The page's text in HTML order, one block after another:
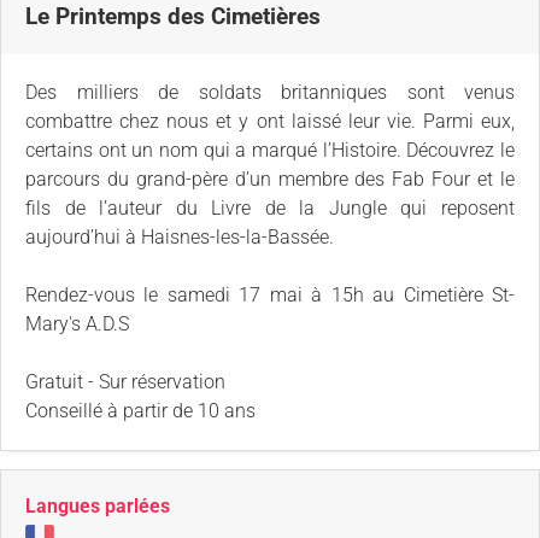
Le Printemps des Cimetières
Des milliers de soldats britanniques sont venus
combattre chez nous et y ont laissé leur vie. Parmi eux,
certains ont un nom qui a marqué l’Histoire. Découvrez le
parcours du grand-père d’un membre des Fab Four et le
fils de l’auteur du Livre de la Jungle qui reposent
aujourd’hui à Haisnes-les-la-Bassée.
Rendez-vous le samedi 17 mai à 15h au Cimetière St-
Mary's A.D.S
Gratuit - Sur réservation
Conseillé à partir de 10 ans
Langues parlées